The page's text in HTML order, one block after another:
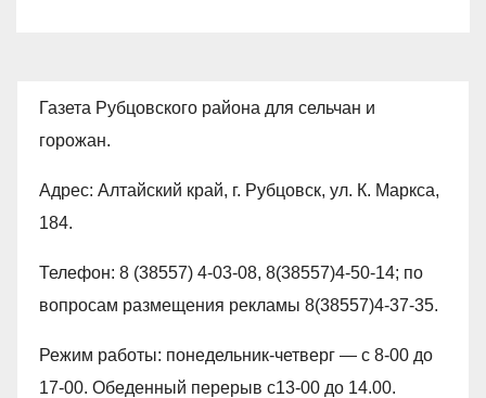
Газета Рубцовского района для сельчан и
горожан.
Адрес: Алтайский край, г. Рубцовск, ул. К. Маркса,
184.
Телефон: 8 (38557) 4-03-08, 8(38557)4-50-14; по
вопросам размещения рекламы 8(38557)4-37-35.
Режим работы: понедельник-четверг — с 8-00 до
17-00. Обеденный перерыв с13-00 до 14.00.